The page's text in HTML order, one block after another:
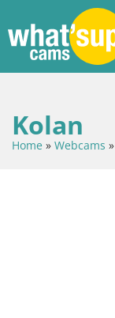
Kolan
Home » Webcams »